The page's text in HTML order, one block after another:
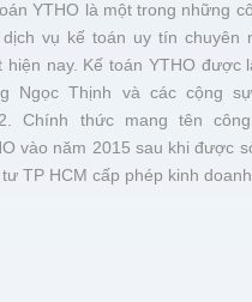
YTHO là một trong những
vụ kế toán uy tín chuyên
hiện nay. Kế toán YTHO được
Ngọc Thịnh và các cộng
Chính thức mang tên
vào năm 2015 sau khi được
TP HCM cấp phép kinh doanh.